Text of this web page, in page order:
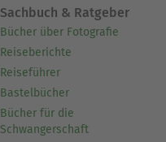
Sachbuch & Ratgeber
Bücher über Fotografie
Reiseberichte
Reiseführer
Bastelbücher
Bücher für die
Schwangerschaft